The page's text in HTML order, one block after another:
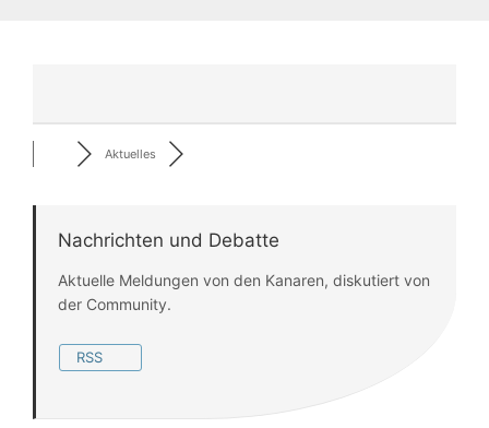
Aktuelles
Nachrichten und Debatte
Aktuelle Meldungen von den Kanaren, diskutiert von
der Community.
RSS